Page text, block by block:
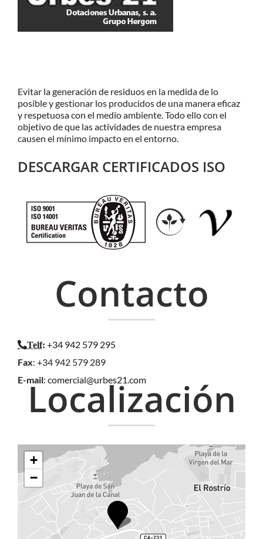
Evitar la generación de residuos en la medida de lo
posible y gestionar los producidos de una manera eficaz
y respetuosa con el medio ambiente. Todo ello con el
objetivo de que las actividades de nuestra empresa
causen el mínimo impacto en el entorno.
DESCARGAR CERTIFICADOS ISO
Localización
+
−
Contacto
Telf: +34 942 579 295
Fax: +34 942 579 289
E-mail: comercial@urbes21.com